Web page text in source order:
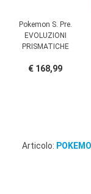
Pokemon S. Pre.
EVOLUZIONI
PRISMATICHE
€ 168,99
Articolo: